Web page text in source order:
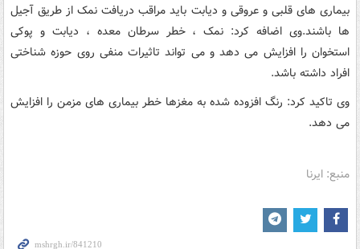
بیماری های قلبی و عروقی و دیابت باید مراقب دریافت نمک از طریق آجیل
ها باشند.وی اضافه کرد: نمک ، خطر سرطان معده ، دیابت و پوکی
استخوان را افزایش می دهد و می تواند تاثیرات منفی روی حوزه شناختی
افراد داشته باشد.
وی تاکید کرد: رنگ افزوده شده به مغزها خطر بیماری های مزمن را افزایش
می دهد.
منبع: ایرنا